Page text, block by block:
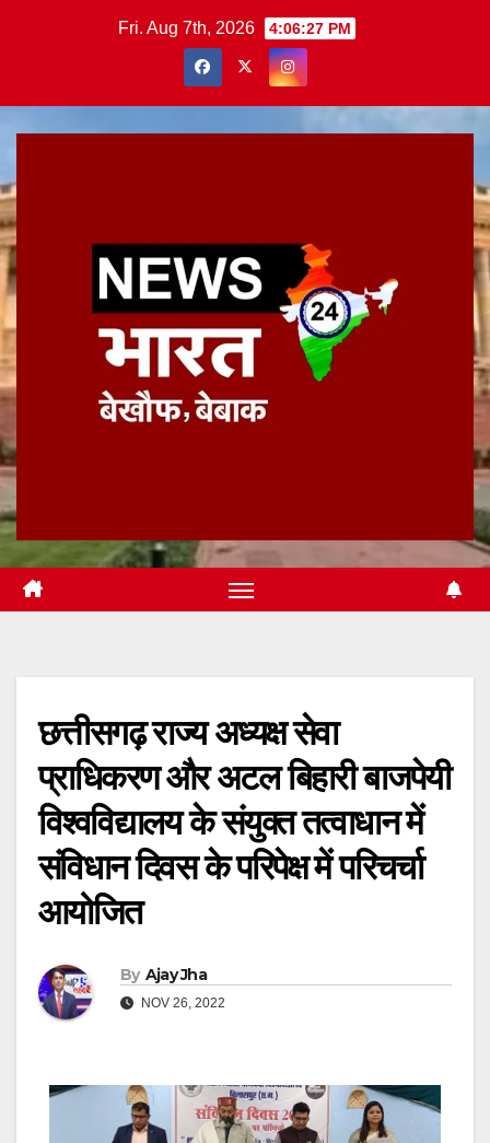
Fri. Aug 7th, 2026 4:06:27 PM
छत्तीसगढ़ राज्य अध्यक्ष सेवा
प्राधिकरण और अटल बिहारी बाजपेयी
विश्वविद्यालय के संयुक्त तत्वाधान में
संविधान दिवस के परिपेक्ष में परिचर्चा
आयोजित
By Ajay Jha
NOV 26, 2022